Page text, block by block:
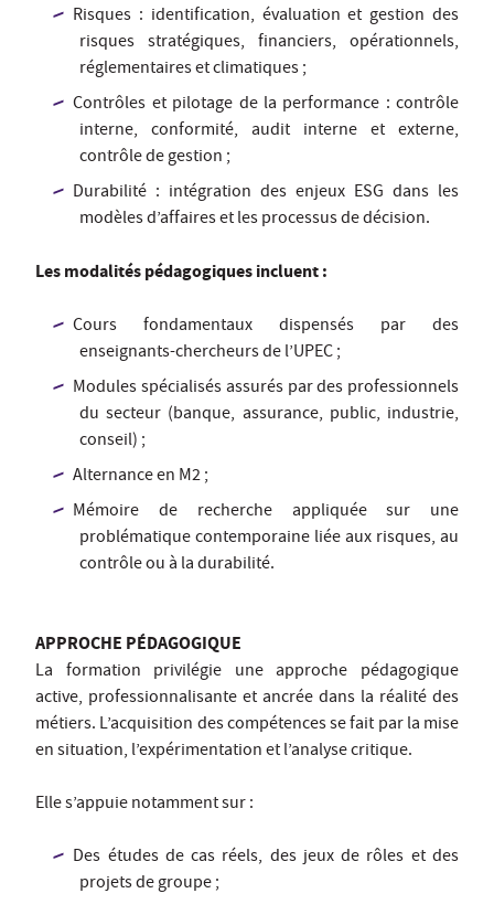
Risques : identification, évaluation et gestion des
risques stratégiques, financiers, opérationnels,
réglementaires et climatiques ;
Contrôles et pilotage de la performance : contrôle
interne, conformité, audit interne et externe,
contrôle de gestion ;
Durabilité : intégration des enjeux ESG dans les
modèles d’affaires et les processus de décision.
Les modalités pédagogiques incluent :
Cours fondamentaux dispensés par des
enseignants-chercheurs de l’UPEC ;
Modules spécialisés assurés par des professionnels
du secteur (banque, assurance, public, industrie,
conseil) ;
Alternance en M2 ;
Mémoire de recherche appliquée sur une
problématique contemporaine liée aux risques, au
contrôle ou à la durabilité.
APPROCHE PÉDAGOGIQUE
La formation privilégie une approche pédagogique
active, professionnalisante et ancrée dans la réalité des
métiers. L’acquisition des compétences se fait par la mise
en situation, l’expérimentation et l’analyse critique.
Elle s’appuie notamment sur :
Des études de cas réels, des jeux de rôles et des
projets de groupe ;